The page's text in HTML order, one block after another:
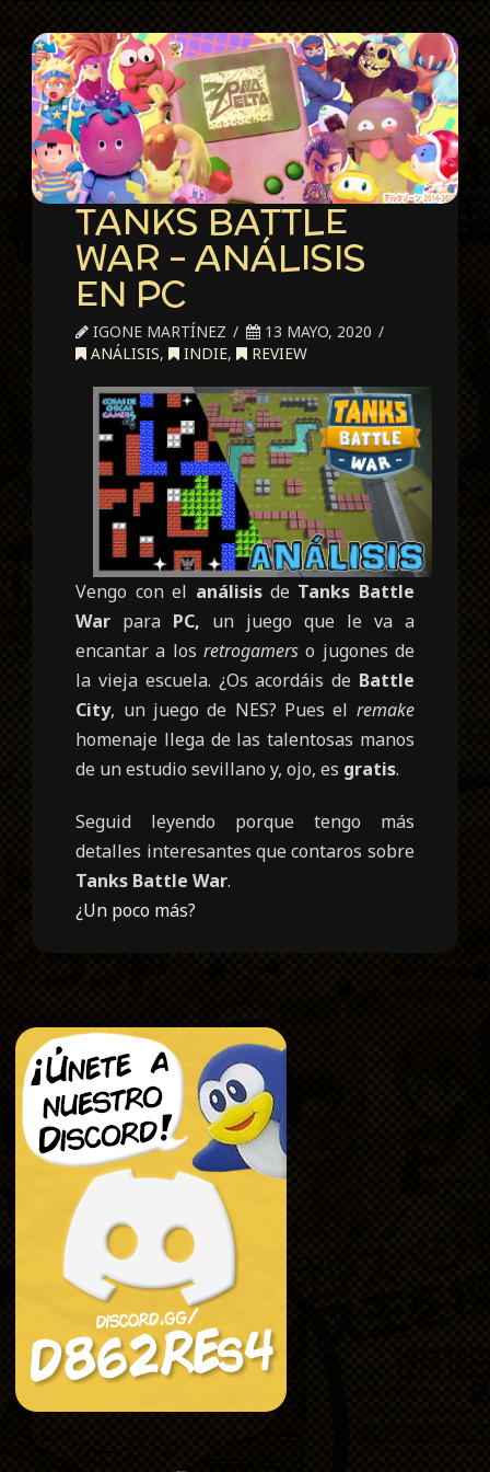
TANKS BATTLE
WAR – ANÁLISIS
EN PC
IGONE MARTÍNEZ
13 MAYO, 2020
ANÁLISIS, INDIE, REVIEW
Vengo con el análisis de Tanks Battle
War para PC, un juego que le va a
encantar a los retrogamerso jugones de
la vieja escuela. ¿Os acordáis de Battle
City, un juego de NES? Pues el remake
homenaje llega de las talentosas manos
de un estudio sevillano y, ojo, es gratis.
Seguid leyendo porque tengo más
detalles interesantes que contaros sobre
Tanks Battle War.
¿Un poco más?